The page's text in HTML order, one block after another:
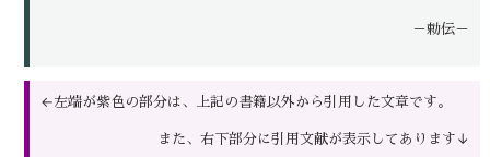
－勅伝－
←左端が紫色の部分は、上記の書籍以外から引用した文章です。
また、右下部分に引用文献が表示してあります↓